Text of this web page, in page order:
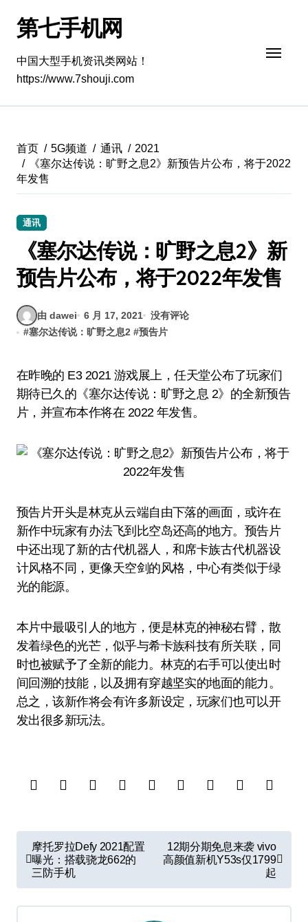
第七手机网
中国大型手机资讯类网站！
https://www.7shouji.com
首页 5G频道 通讯
2021
《塞尔达传说：旷野之息2》新预告片公布，将于2022
年发售
通讯
《塞尔达传说：旷野之息2》新
预告片公布，将于2022年发售
由 dawei 6 月 17, 2021
没有评论
#塞尔达传说：旷野之息2 #预告片
在昨晚的 E3 2021 游戏展上，任天堂公布了玩家们
期待已久的《塞尔达传说：旷野之息 2》的全新预告
片，并宣布本作将在 2022 年发售。
预告片开头是林克从云端自由下落的画面，或许在
新作中玩家有办法飞到比空岛还高的地方。预告片
中还出现了新的古代机器人，和席卡族古代机器设
计风格不同，更像天空剑的风格，中心有类似于绿
光的能源。
本片中最吸引人的地方，便是林克的神秘右臂，散
发着绿色的光芒，似乎与希卡族科技有所关联，同
时也被赋予了全新的能力。林克的右手可以使出时
间回溯的技能，以及拥有穿越坚实的地面的能力。
总之，该新作将会有许多新设定，玩家们也可以开
发出很多新玩法。
文
章
导
航
摩托罗拉Defy 2021配置
曝光：搭载骁龙662的
三防手机
12期分期免息来袭 vivo
高颜值新机Y53s仅1799
起